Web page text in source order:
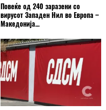
Повеќе од 240 заразени со
вирусот Западен Нил во Европа –
Македонија...